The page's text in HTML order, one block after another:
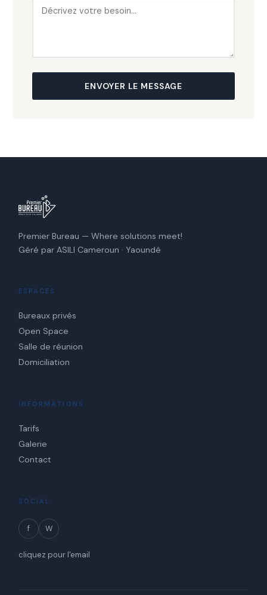
ENVOYER LE MESSAGE
Premier Bureau — Where solutions meet!
Géré par ASILI Cameroun · Yaoundé
ESPACES
Bureaux privés
Open Space
Salle de réunion
Domiciliation
INFORMATIONS
Tarifs
Galerie
Contact
SOCIAL
f W
cliquez pour l'email